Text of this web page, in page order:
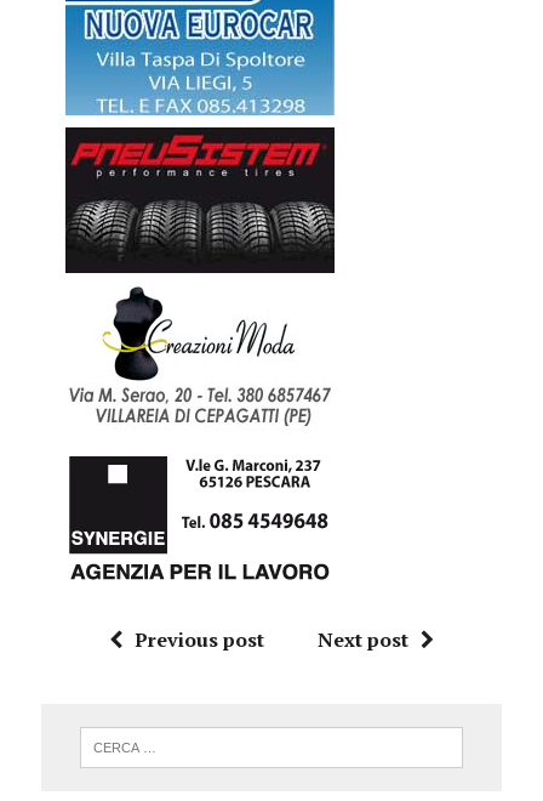
Previous post Next post